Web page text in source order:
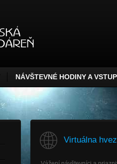
NÁVŠTEVNÉ HODINY A
Virtuálna